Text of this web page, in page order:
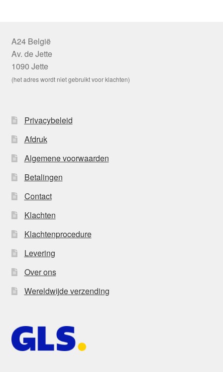
A24 België
Av. de Jette
1090 Jette
(het adres wordt niet gebruikt voor klachten)
Privacybeleid
Afdruk
Algemene voorwaarden
Betalingen
Contact
Klachten
Klachtenprocedure
Levering
Over ons
Wereldwijde verzending